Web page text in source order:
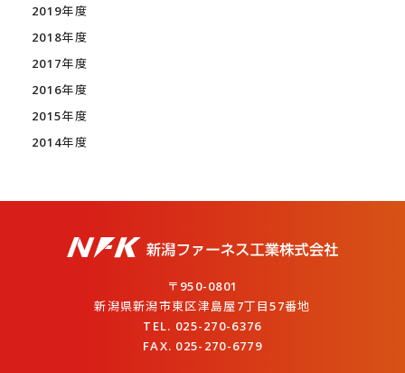
2019年度
2018年度
2017年度
2016年度
2015年度
2014年度
〒950-0801
新潟県新潟市東区津島屋7丁目57番地
TEL. 025-270-6376
FAX. 025-270-6779